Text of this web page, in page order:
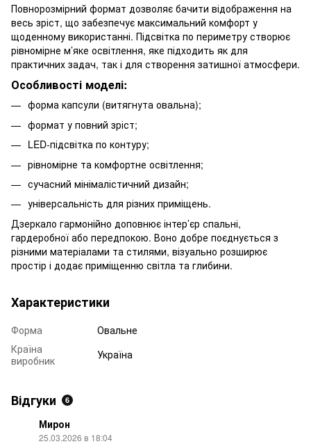
Повнорозмірний формат дозволяє бачити відображення на
весь зріст, що забезпечує максимальний комфорт у
щоденному використанні. Підсвітка по периметру створює
рівномірне м’яке освітлення, яке підходить як для
практичних задач, так і для створення затишної атмосфери.
Особливості моделі:
форма капсули (витягнута овальна);
формат у повний зріст;
LED-підсвітка по контуру;
рівномірне та комфортне освітлення;
сучасний мінімалістичний дизайн;
універсальність для різних приміщень.
Дзеркало гармонійно доповнює інтер’єр спальні,
гардеробної або передпокою. Воно добре поєднується з
різними матеріалами та стилями, візуально розширює
простір і додає приміщенню світла та глибини.
Характеристики
Форма
Овальне
Країна
виробник
Україна
Відгуки 6
Мирон
25.03.2026 в 18:04